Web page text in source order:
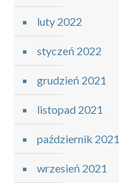
luty 2022
styczeń 2022
grudzień 2021
listopad 2021
październik 2021
wrzesień 2021